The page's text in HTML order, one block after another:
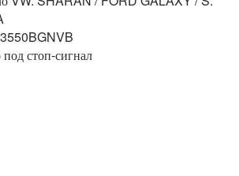
стоп-сигнал